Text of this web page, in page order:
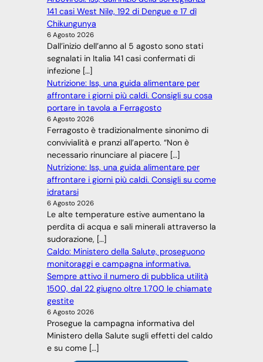
141 casi West Nile, 192 di Dengue e 17 dì
Chikungunya
6 Agosto 2026
Dall’inizio dell’anno al 5 agosto sono stati
segnalati in Italia 141 casi confermati di
infezione […]
Nutrizione: Iss, una guida alimentare per
affrontare i giorni più caldi. Consigli su cosa
portare in tavola a Ferragosto
6 Agosto 2026
Ferragosto è tradizionalmente sinonimo di
convivialità e pranzi all’aperto. “Non è
necessario rinunciare al piacere […]
Nutrizione: Iss, una guida alimentare per
affrontare i giorni più caldi. Consigli su come
idratarsi
6 Agosto 2026
Le alte temperature estive aumentano la
perdita di acqua e sali minerali attraverso la
sudorazione, […]
Caldo: Ministero della Salute, proseguono
monitoraggi e campagna informativa.
Sempre attivo il numero di pubblica utilità
1500, dal 22 giugno oltre 1.700 le chiamate
gestite
6 Agosto 2026
Prosegue la campagna informativa del
Ministero della Salute sugli effetti del caldo
e su come […]